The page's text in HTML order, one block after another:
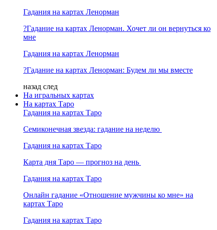
Гадания на картах Ленорман
?Гадание на картах Ленорман. Хочет ли он вернуться ко
мне
Гадания на картах Ленорман
?Гадание на картах Ленорман: Будем ли мы вместе
назад след
На игральных картах
На картах Таро
Гадания на картах Таро
Семиконечная звезда: гадание на неделю
Гадания на картах Таро
Карта дня Таро — прогноз на день
Гадания на картах Таро
Онлайн гадание «Отношение мужчины ко мне» на
картах Таро
Гадания на картах Таро